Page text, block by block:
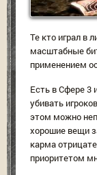
Те кто играл в
масштабные
применением
Есть в Сфере 3
убивать
этом можно
хорошие вещи
карма
приоритетом